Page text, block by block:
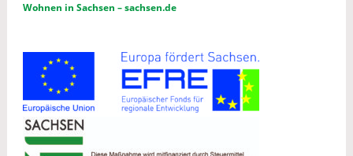
Wohnen in Sachsen – sachsen.de